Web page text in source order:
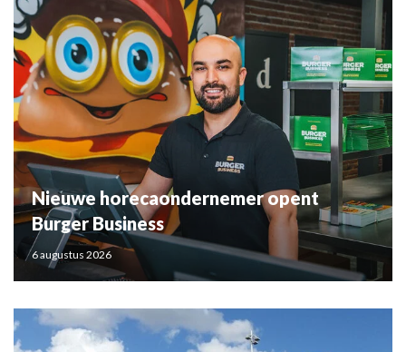
Nieuwe horecaondernemer opent
Burger Business
6 augustus 2026